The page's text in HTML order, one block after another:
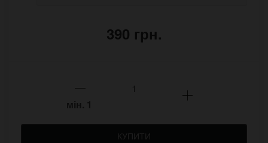
390 грн.
мін. 1
КУПИТИ